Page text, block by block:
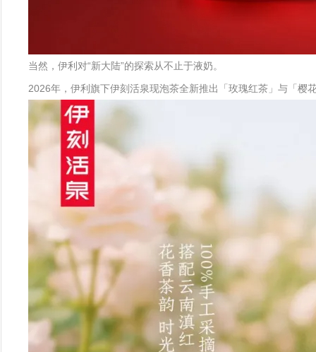
当然，伊利对“新大陆”的探索从不止于液奶。
2026年，伊利旗下伊刻活泉现泡茶全新推出「玫瑰红茶」与「